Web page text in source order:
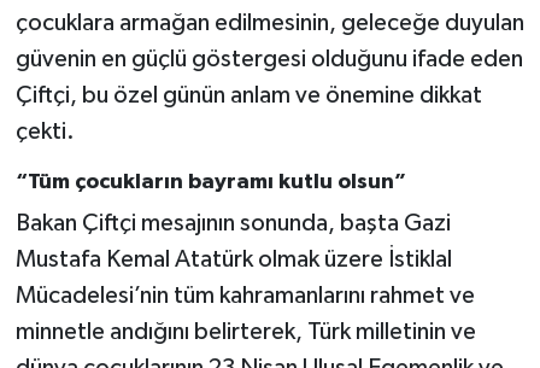
çocuklara armağan edilmesinin, geleceğe duyulan
güvenin en güçlü göstergesi olduğunu ifade eden
Çiftçi, bu özel günün anlam ve önemine dikkat
çekti.
“Tüm çocukların bayramı kutlu olsun”
Bakan Çiftçi mesajının sonunda, başta Gazi
Mustafa Kemal Atatürk olmak üzere İstiklal
Mücadelesi’nin tüm kahramanlarını rahmet ve
minnetle andığını belirterek, Türk milletinin ve